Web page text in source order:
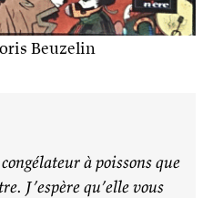
Beuzelin
à poissons que
J’espère qu’elle vous